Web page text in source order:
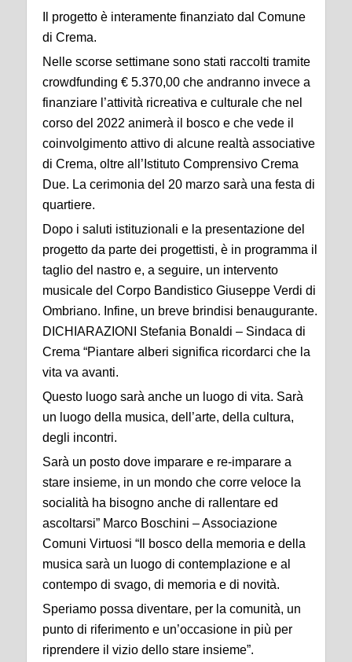
Il progetto è interamente finanziato dal Comune
di Crema.
Nelle scorse settimane sono stati raccolti tramite
crowdfunding € 5.370,00 che andranno invece a
finanziare l’attività ricreativa e culturale che nel
corso del 2022 animerà il bosco e che vede il
coinvolgimento attivo di alcune realtà associative
di Crema, oltre all’Istituto Comprensivo Crema
Due. La cerimonia del 20 marzo sarà una festa di
quartiere.
Dopo i saluti istituzionali e la presentazione del
progetto da parte dei progettisti, è in programma il
taglio del nastro e, a seguire, un intervento
musicale del Corpo Bandistico Giuseppe Verdi di
Ombriano. Infine, un breve brindisi benaugurante.
DICHIARAZIONI Stefania Bonaldi – Sindaca di
Crema “Piantare alberi significa ricordarci che la
vita va avanti.
Questo luogo sarà anche un luogo di vita. Sarà
un luogo della musica, dell’arte, della cultura,
degli incontri.
Sarà un posto dove imparare e re-imparare a
stare insieme, in un mondo che corre veloce la
socialità ha bisogno anche di rallentare ed
ascoltarsi” Marco Boschini – Associazione
Comuni Virtuosi “Il bosco della memoria e della
musica sarà un luogo di contemplazione e al
contempo di svago, di memoria e di novità.
Speriamo possa diventare, per la comunità, un
punto di riferimento e un’occasione in più per
riprendere il vizio dello stare insieme”.